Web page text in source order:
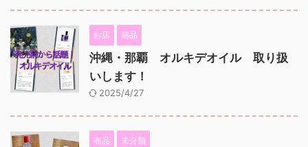
お店 商品
沖縄・那覇 オルキデオイル 取り扱
いします！
2025/4/27
商品 未分類